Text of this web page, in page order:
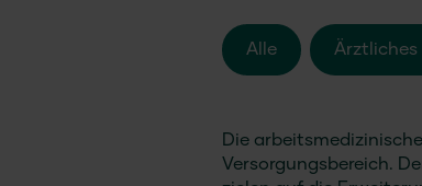
Alle Ärztliches
Die
Versorgungsbereich.